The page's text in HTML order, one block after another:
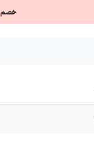
خصم 20٪ على طلبك الأول باستخدام كود NEW20